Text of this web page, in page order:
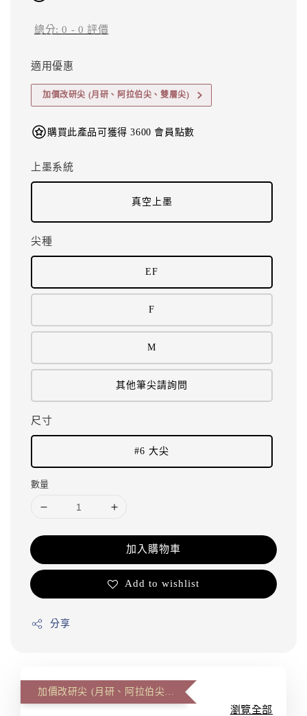
總分:0 - 0 評價
適用優惠
加價改研尖 (月研、阿拉伯尖、雙層尖)
購買此產品可獲得 3600 會員點數
上墨系統
真空上墨
尖種
EF
F
M
其他筆尖請詢問
尺寸
#6 大尖
數量
加入購物車
Add to wishlist
分享
加價改研尖 (月研、阿拉伯尖、雙層尖)
瀏覽全部